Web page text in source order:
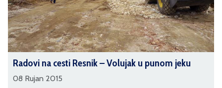
Radovi na cesti Resnik – Volujak u punom jeku
08 Rujan 2015